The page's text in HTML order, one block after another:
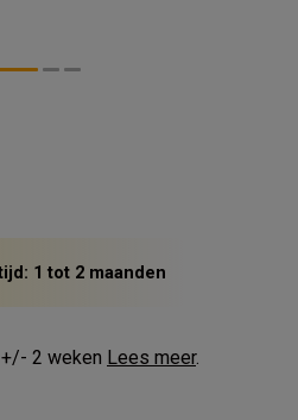
1 tot 2 maanden
2 weken Lees meer.